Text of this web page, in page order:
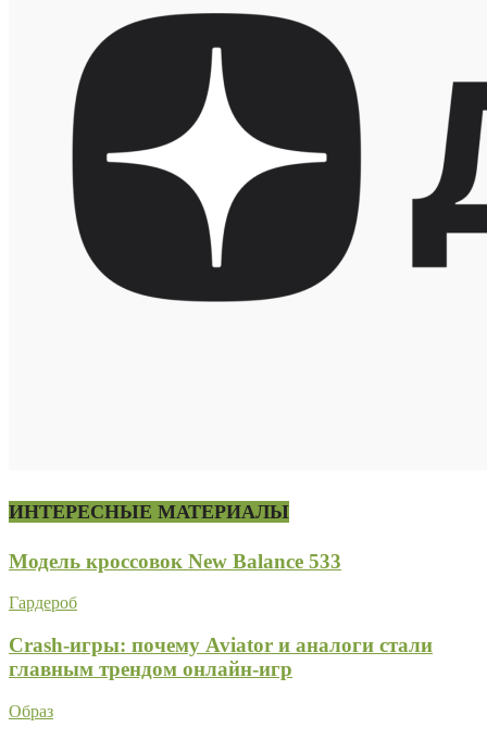
ИНТЕРЕСНЫЕ МАТЕРИАЛЫ
Модель кроссовок New Balance 533
Гардероб
Crash-игры: почему Aviator и аналоги стали
главным трендом онлайн-игр
Образ